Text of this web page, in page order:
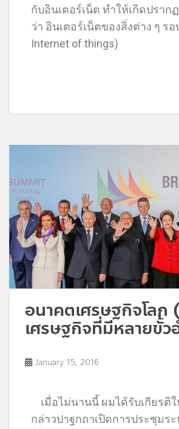
กับอินเตอร์เน็ต ทำให้เกิดปราก
ว่า อินเตอร์เน็ตของสิ่งต่าง ๆ รอ
Internet of things)
อนาคตเศรษฐกิจโลก
เศรษฐกิจที่มีหลายขั้ว
January 15, 2016
เมื่อไม่นานนี้ ผมได้รับเกียรติ
กล่าวปาฐกถาเปิดการประชุมระ